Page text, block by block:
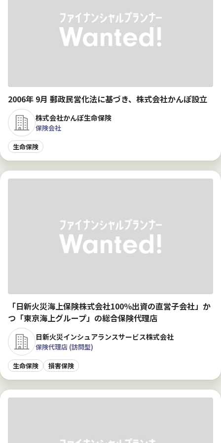
2006年 9月 郵政民営化法に基づき、株式会社かんぽ設立
株式会社かんぽ生命保険
保険会社
生命保険
「日新火災海上保険株式会社100％出資の直営子会社」か
つ「東京海上グループ」の総合保険代理店
日新火災インシュアランスサービス株式会社
保険代理店 (訪問型)
生命保険
損害保険